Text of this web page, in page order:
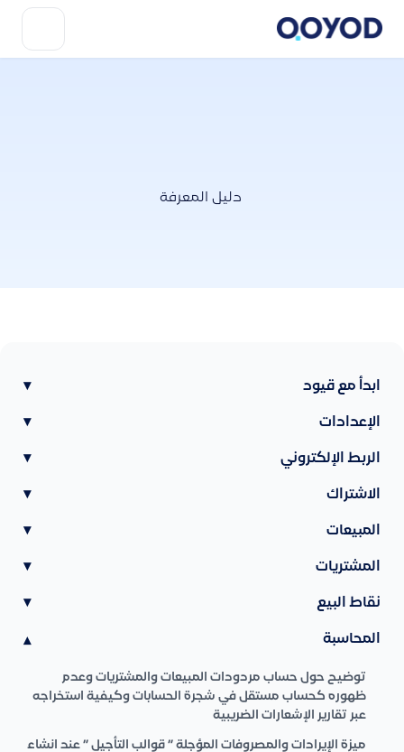
دليل المعرفة
ابدأ مع قيود ▾
الإعدادات ▾
الربط الإلكتروني ▾
الاشتراك ▾
المبيعات ▾
المشتريات ▾
نقاط البيع ▾
المحاسبة ▾
توضيح حول حساب مردودات المبيعات والمشتريات وعدم
ظهوره كحساب مستقل في شجرة الحسابات وكيفية استخراجه
عبر تقارير الإشعارات الضريبية
ميزة الإيرادات والمصروفات المؤجلة ” قوالب التأجيل ” عند انشاء